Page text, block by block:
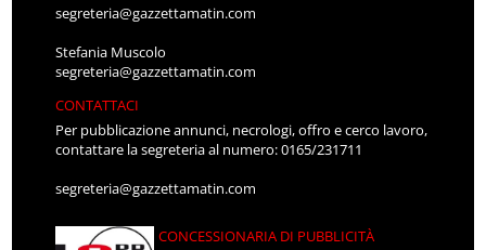
segreteria@gazzettamatin.com
Stefania Muscolo
segreteria@gazzettamatin.com
CONTATTACI
Per pubblicazione annunci, necrologi, offro e cerco lavoro,
contattare la segreteria al numero: 0165/231711
segreteria@gazzettamatin.com
CONCESSIONARIA DI PUBBLICITÀ